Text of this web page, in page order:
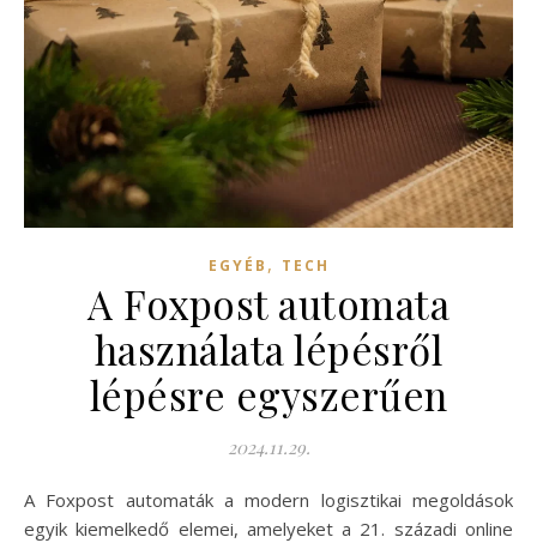
EGYÉB , TECH
A Foxpost automata
használata lépésről
lépésre egyszerűen
2024.11.29.
A Foxpost automaták a modern logisztikai megoldások
egyik kiemelkedő elemei, amelyeket a 21. századi online